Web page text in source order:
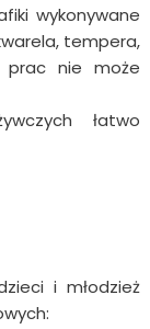
wykonywane
tempera,
prac nie może
łatwo
i młodzież